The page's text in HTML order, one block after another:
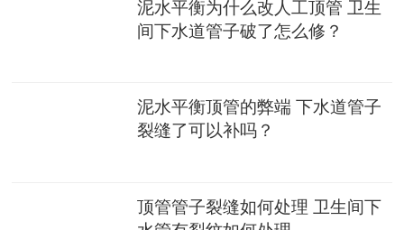
泥水平衡为什么改人工顶管 卫生
间下水道管子破了怎么修？
泥水平衡顶管的弊端 下水道管子
裂缝了可以补吗？
顶管管子裂缝如何处理 卫生间下